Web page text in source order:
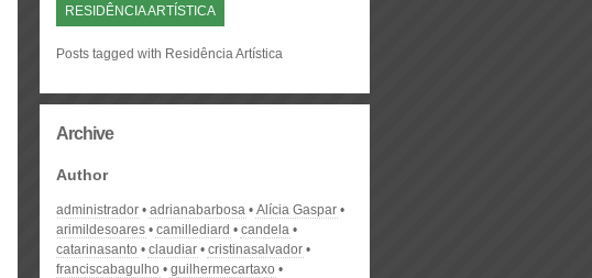
RESIDÊNCIA ARTÍSTICA
Posts tagged with Residência Artística
Archive
Author
administrador adrianabarbosa
Alícia Gaspar
arimildesoares
camillediard
candela
catarinasanto
claudiar
cristinasalvador
franciscabagulho
guilhermecartaxo